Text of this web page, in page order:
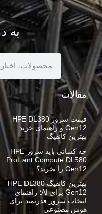
به
مقالات
قیمت سرور HPE DL380
Gen12 و راهنمای خرید
بهترین کانفیگ
چه کسانی باید سرور HPE
ProLiant Compute DL580
Gen12 را بخرند؟
بهترین کانفیگ HPE DL380
Gen12 برای AI؛ راهنمای
انتخاب سرور قدرتمند برای
هوش مصنوعی